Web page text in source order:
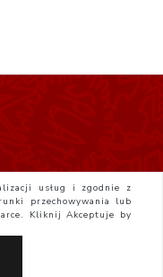
usług i zgodnie z
przechowywania lub
KliknijAkceptuje by